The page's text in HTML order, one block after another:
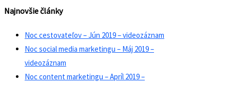
Najnovšie články
Noc cestovateľov – Jún 2019 – videozáznam
Noc social media marketingu – Máj 2019 –
videozáznam
Noc content marketingu – Apríl 2019 –